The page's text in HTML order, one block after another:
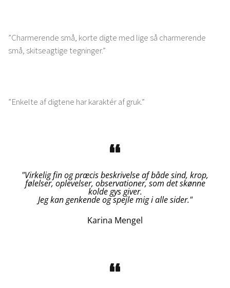
”Charmerende små, korte digte med lige så charmerende
små, skitseagtige tegninger.”
”Enkelte af digtene har karaktér af gruk.”
"Virkelig fin og præcis beskrivelse af både sind, krop,
følelser, oplevelser, observationer, som det skønne
kolde gys giver.
Jeg kan genkende og spejle mig i alle sider."
Karina Mengel